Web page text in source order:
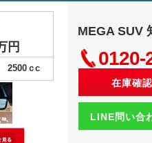
円
2500 ｃc
MEGA SUV
0120-
在庫確
LINE問い合